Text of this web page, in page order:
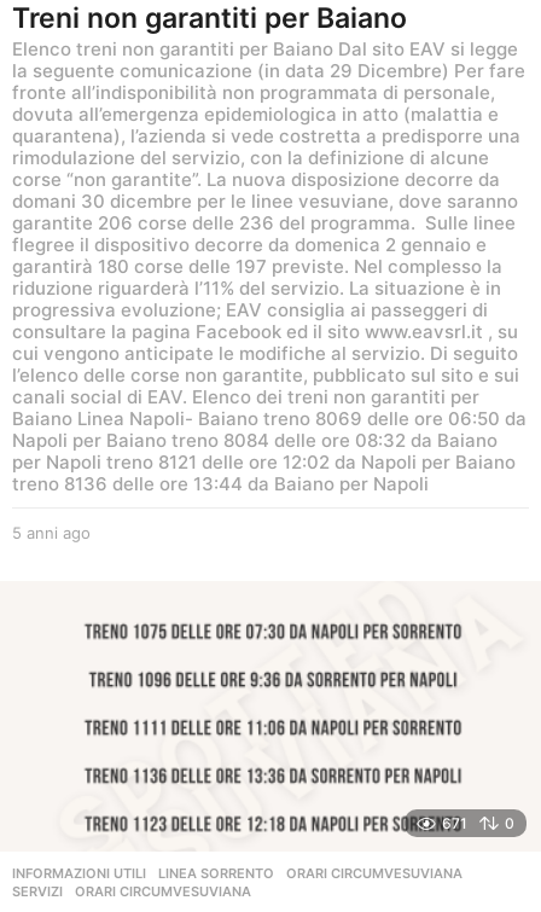
Treni non garantiti per Baiano
Elenco treni non garantiti per Baiano Dal sito EAV si legge
la seguente comunicazione (in data 29 Dicembre) Per fare
fronte all’indisponibilità non programmata di personale,
dovuta all’emergenza epidemiologica in atto (malattia e
quarantena), l’azienda si vede costretta a predisporre una
rimodulazione del servizio, con la definizione di alcune
corse “non garantite”. La nuova disposizione decorre da
domani 30 dicembre per le linee vesuviane, dove saranno
garantite 206 corse delle 236 del programma. Sulle linee
flegree il dispositivo decorre da domenica 2 gennaio e
garantirà 180 corse delle 197 previste. Nel complesso la
riduzione riguarderà l’11% del servizio. La situazione è in
progressiva evoluzione; EAV consiglia ai passeggeri di
consultare la pagina Facebook ed il sito www.eavsrl.it , su
cui vengono anticipate le modifiche al servizio. Di seguito
l’elenco delle corse non garantite, pubblicato sul sito e sui
canali social di EAV. Elenco dei treni non garantiti per
Baiano Linea Napoli- Baiano treno 8069 delle ore 06:50 da
Napoli per Baiano treno 8084 delle ore 08:32 da Baiano
per Napoli treno 8121 delle ore 12:02 da Napoli per Baiano
treno 8136 delle ore 13:44 da Baiano per Napoli
5 anni ago
i
g
o
671 0
INFORMAZIONI UTILI ,LINEA SORRENTO ,ORARI CIRCUMVESUVIANA
SERVIZI
ORARI CIRCUMVESUVIANA